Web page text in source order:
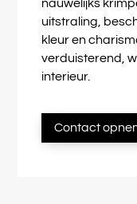
nauwelijks
uitstraling,
kleur en
verduisterend,
interieur.
Contact